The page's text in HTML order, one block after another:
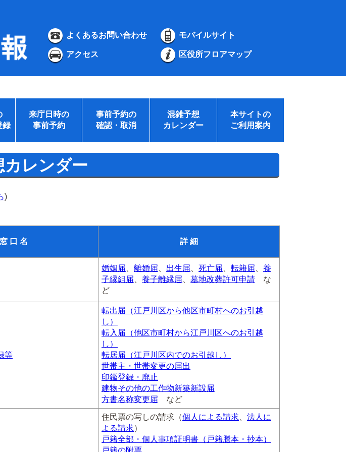
よくあるお問い合わせ モバイルサイト
アクセス 区役所フロアマップ
録
来庁日時の
事前予約
事前予約の
確認・取消
混雑予想
カレンダー
本サイトの
ご利用案内
カレンダー
)
窓 口 名 詳 細
婚姻届 離婚届 出生届 死亡届 転籍届
養
子縁組届
養子離縁届 墓地改葬許可申請 な
ど
等
転出届（江戸川区から他区市町村へのお引越
し）
転入届（他区市町村から江戸川区へのお引越
し）
転居届（江戸川区内でのお引越し）
世帯主・世帯変更の届出
印鑑登録・廃止
建物その他の工作物新築新設届
方書名称変更届 など
住民票の写しの請求（個人による請求
法人に
よる請求）
戸籍全部・個人事項証明書（戸籍謄本・抄本）
戸籍の附票